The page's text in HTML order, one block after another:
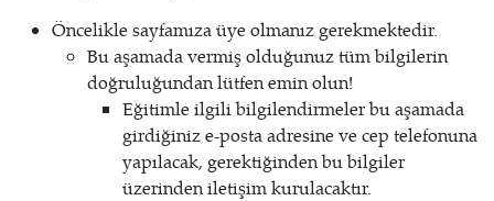
Öncelikle sayfamıza üye olmanız gerekmektedir.
Bu aşamada vermiş olduğunuz tüm bilgilerin
doğruluğundan lütfen emin olun!
Eğitimle ilgili bilgilendirmeler bu aşamada
girdiğiniz e-posta adresine ve cep telefonuna
yapılacak, gerektiğinden bu bilgiler
üzerinden iletişim kurulacaktır.